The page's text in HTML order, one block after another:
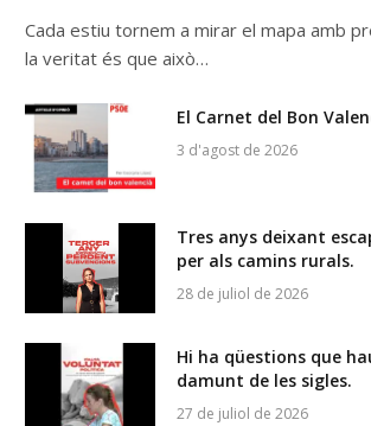
Cada estiu tornem a mirar el mapa amb
la veritat és que això…
El Carnet del Bon
3 d'agost de 2026
Tres anys deixant
per als camins rurals.
28 de juliol de 2026
Hi ha qüestions que
damunt de les sigles.
27 de juliol de 2026